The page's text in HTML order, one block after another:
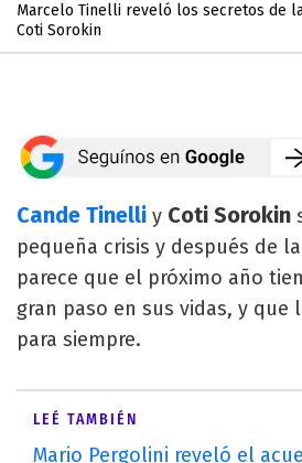
Marcelo Tinelli reveló los secretos de
Coti Sorokin
Cande Tinelli y Coti Sorokin
pequeña crisis y después de
parece que el próximo año
gran paso en sus vidas, y que
para siempre.
LEÉ TAMBIÉN
Mario Pergolini reveló el